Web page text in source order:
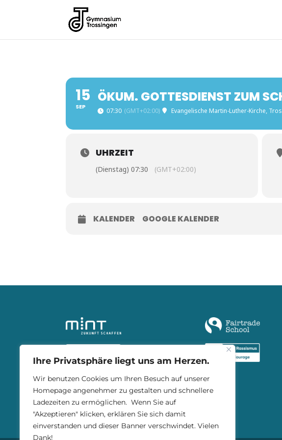
Ihre Privatsphäre liegt uns am Herzen.
Wir benutzen Cookies um Ihren Besuch auf unserer
Homepage angenehmer zu gestalten und schnellere
Ladezeiten zu ermöglichen. Wenn Sie auf
"Akzeptieren" klicken, erklären Sie sich damit
einverstanden und dieser Banner verschwindet. Vielen
Dank!
15
SEP
ÖKUM. GOTTESDIENST ZUM
07:30 (GMT+02:00) Evangelische Martin-Luther-Kirche,
UHRZEIT
(Dienstag) 07:30 (GMT+02:00)
KALENDER GOOGLE KALENDER